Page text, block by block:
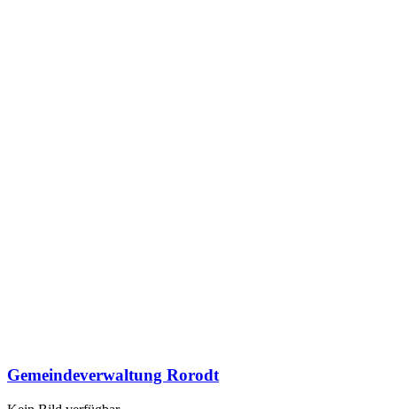
Gemeindeverwaltung Rorodt